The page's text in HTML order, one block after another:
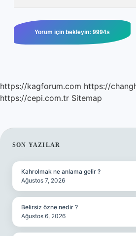
https://kagforum.com https://
https://cepi.com.tr Sitemap
SIDEBAR
SON YAZILAR
Kahrolmak ne anlama gelir ?
Ağustos 7, 2026
Belirsiz özne nedir ?
Ağustos 6, 2026